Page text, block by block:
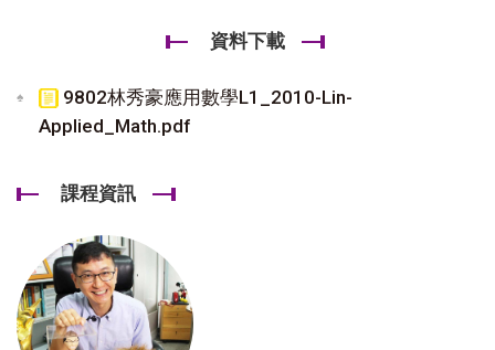
資料下載
9802林秀豪應用數學L1_2010-Lin-
Applied_Math.pdf
課程資訊